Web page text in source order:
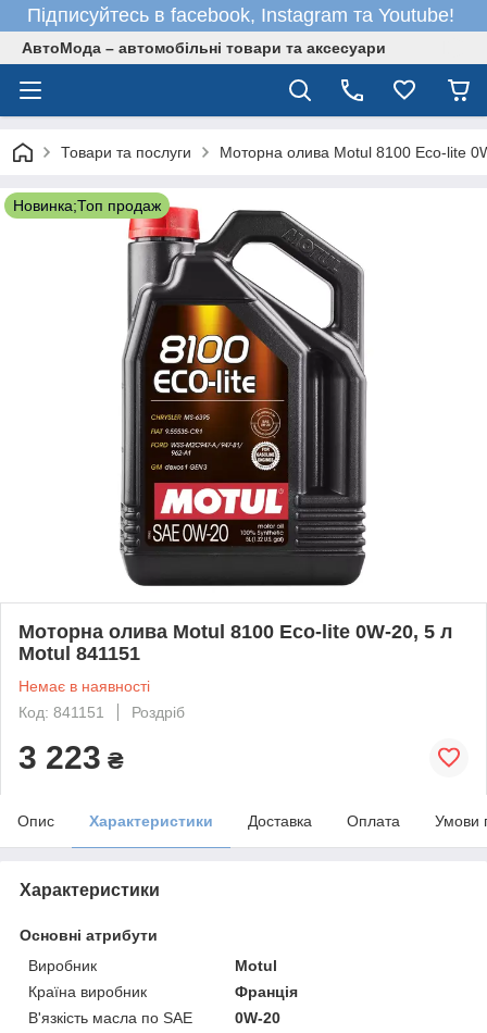
Підписуйтесь в facebook, Instagram та Youtube!
АвтоМода – автомобільні товари та аксесуари
Товари та послуги Моторна олива Motul 8100 Eco-lite
Новинка;Топ продаж
Моторна олива Motul 8100 Eco-lite 0W-20, 5 л
Motul 841151
Немає в наявності
Код: 841151
Роздріб
3 223 ₴
Опис Характеристики Доставка Оплата Умови
Характеристики
Основні атрибути
Виробник
Motul
Країна виробник
Франція
В'язкість масла по SAE
0W-20